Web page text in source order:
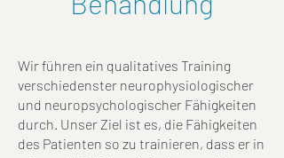
Wir führen ein qualitatives Training
verschiedenster neurophysiologischer
und neuropsychologischer Fähigkeiten
durch. Unser Ziel ist es, die Fähigkeiten
des Patienten so zu trainieren, dass er in